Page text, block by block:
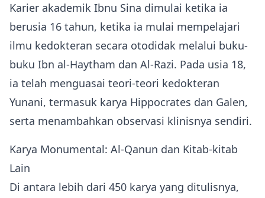
Karier akademik Ibnu Sina dimulai ketika ia
berusia 16 tahun, ketika ia mulai mempelajari
ilmu kedokteran secara otodidak melalui buku-
buku Ibn al‑Haytham dan Al‑Razi. Pada usia 18,
ia telah menguasai teori-teori kedokteran
Yunani, termasuk karya Hippocrates dan Galen,
serta menambahkan observasi klinisnya sendiri.
Karya Monumental: Al‑Qanun dan Kitab‑kitab
Lain
Di antara lebih dari 450 karya yang ditulisnya,